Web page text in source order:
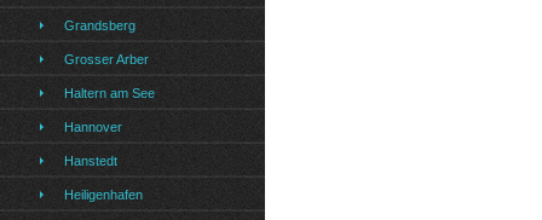
Grandsberg
Grosser Arber
Haltern am See
Hannover
Hanstedt
Heiligenhafen